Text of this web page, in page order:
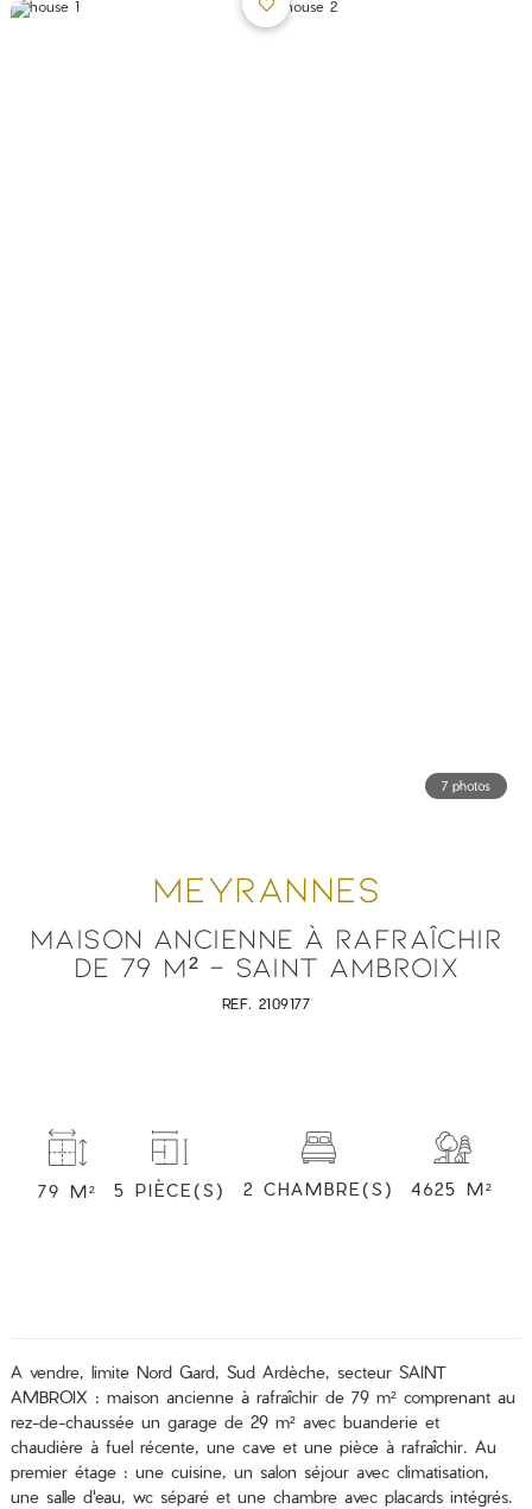
7 photos
MEYRANNES
MAISON ANCIENNE À RAFRAÎCHIR
DE 79 M² - SAINT AMBROIX
REF. 2109177
79 M² 5 PIÈCE(S) 2 CHAMBRE(S) 4625 M²
A vendre, limite Nord Gard, Sud Ardèche, secteur SAINT
AMBROIX : maison ancienne à rafraîchir de 79 m² comprenant au
rez-de-chaussée un garage de 29 m² avec buanderie et
chaudière à fuel récente, une cave et une pièce à rafraîchir. Au
premier étage : une cuisine, un salon séjour avec climatisation,
une salle d'eau, wc séparé et une chambre avec placards intégrés.